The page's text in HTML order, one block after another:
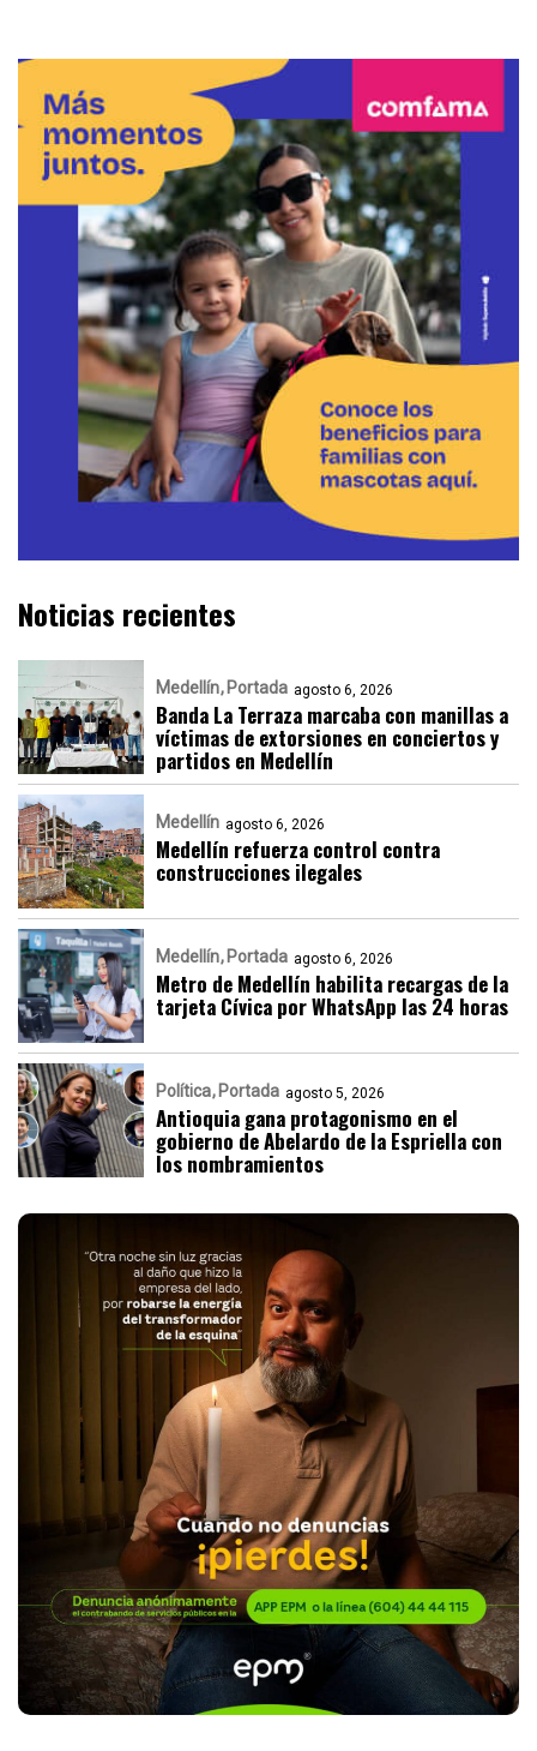
Noticias recientes
Medellín Portada agosto 6, 2026
Banda La Terraza marcaba con manillas a
víctimas de extorsiones en conciertos y
partidos en Medellín
Medellín agosto 6, 2026
Medellín refuerza control contra
construcciones ilegales
Medellín Portada agosto 6, 2026
Metro de Medellín habilita recargas de la
tarjeta Cívica por WhatsApp las 24 horas
Política Portada agosto 5, 2026
Antioquia gana protagonismo en el
gobierno de Abelardo de la Espriella con
los nombramientos